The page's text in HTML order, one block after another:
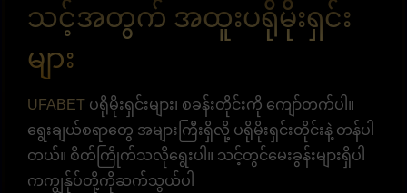
သင့်အတွက် အထူးပရိုမိုးရှင်း
များ
UFABET ပရိုမိုးရှင်းများ၊ စခန်းတိုင်းကို ကျော်တက်ပါ။
ရွေးချယ်စရာတွေ အများကြီးရှိလို့ ပရိုမိုးရှင်းတိုင်းနဲ့ တန်ပါ
တယ်။ စိတ်ကြိုက်သလိုရွေးပါ။ သင့်တွင်မေးခွန်းများရှိပါ
ကကျွန်ုပ်တို့ကိုဆက်သွယ်ပါ